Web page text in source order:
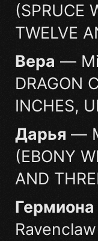
(SPRUCE
TWELVE
Вера —
DRAGON
INCHES,
Дарья —
(EBONY
AND